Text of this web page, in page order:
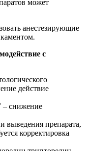
может
анестезирующие
с
действие
– снижение
выведения препарата,
корректировка